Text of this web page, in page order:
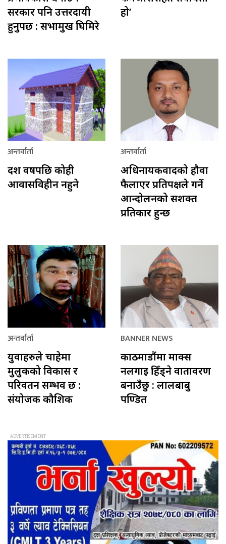
सरकार पनि उत्तरदायी
हुनुपर्छ : सभामुख घिमिरे
हो’
अन्तर्वार्ता
दश वर्षपछि कोही
आवासविहीन नहुने
अन्तर्वार्ता
अधिनायकवादको हौवा
फैलाएर प्रतिपक्षले गर्ने
आन्दोलनको सशक्त
प्रतिकार हुन्छ
अन्तर्वार्ता
युवाहरुले चाहेमा
मुलुकको विकास र
परिवर्तन सम्भव छ :
संयोजक कौशिक
BANNER NEWS
काठमाडौंमा माक्स
नलगाई हिँड्ने वातावरण
बनाउँछु : लालबाबु
पण्डित